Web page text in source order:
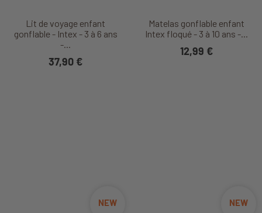
Lit de voyage enfant
gonflable - Intex - 3 à 6 ans
-...
37,90 €
Matelas gonflable enfant
Intex floqué - 3 à 10 ans -...
12,99 €
NEW NEW